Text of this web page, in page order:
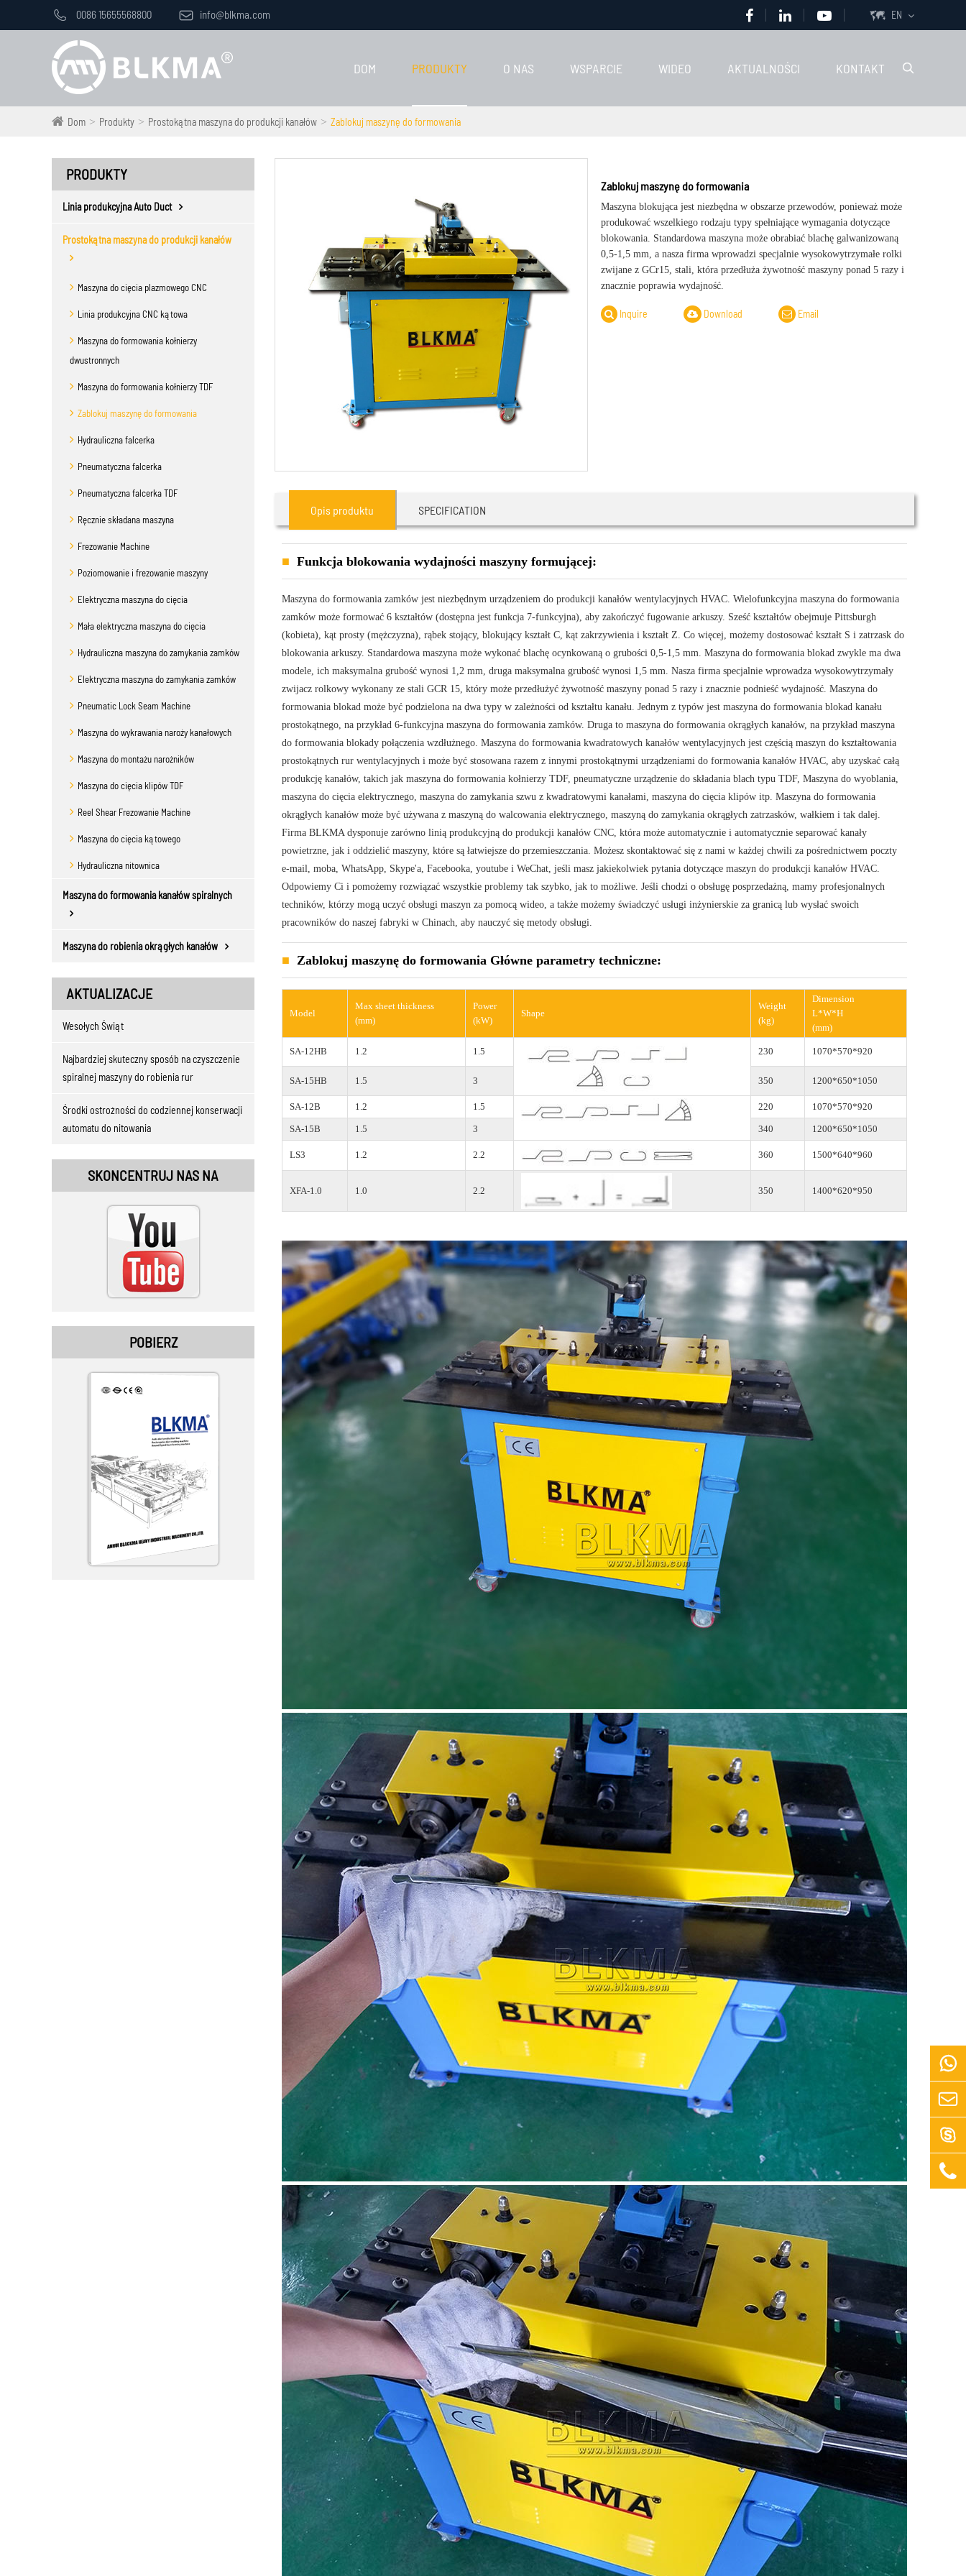
 0086 15655568800  info@blkma.com  EN

DOM PRODUKTY O NAS WSPARCIE WIDEO AKTUALNOŚCI KONTAKT
Dom Produkty Prostokątna maszyna do produkcji kanałów Zablokuj maszynę do formowania
PRODUKTY
Linia produkcyjna Auto Duct
Prostokątna maszyna do produkcji kanałów
Maszyna do cięcia plazmowego CNC
Linia produkcyjna CNC kątowa
Maszyna do formowania kołnierzy
dwustronnych
Maszyna do formowania kołnierzy TDF
Zablokuj maszynę do formowania
Hydrauliczna falcerka
Pneumatyczna falcerka
Pneumatyczna falcerka TDF
Ręcznie składana maszyna
Frezowanie Machine
Poziomowanie i frezowanie maszyny
Elektryczna maszyna do cięcia
Mała elektryczna maszyna do cięcia
Hydrauliczna maszyna do zamykania zamków
Elektryczna maszyna do zamykania zamków
Pneumatic Lock Seam Machine
Maszyna do wykrawania naroży kanałowych
Maszyna do montażu narożników
Maszyna do cięcia klipów TDF
Reel Shear Frezowanie Machine
Maszyna do cięcia kątowego
Hydrauliczna nitownica
Maszyna do formowania kanałów spiralnych
Maszyna do robienia okrągłych kanałów
AKTUALIZACJE
Wesołych Świąt
Najbardziej skuteczny sposób na czyszczenie
spiralnej maszyny do robienia rur
Środki ostrożności do codziennej konserwacji
automatu do nitowania
SKONCENTRUJ NAS NA
POBIERZ
Zablokuj maszynę do formowania
Maszyna blokująca jest niezbędna w obszarze przewodów, ponieważ może
produkować wszelkiego rodzaju typy spełniające wymagania dotyczące
blokowania. Standardowa maszyna może obrabiać blachę galwanizowaną
0,5-1,5 mm, a nasza firma wprowadzi specjalnie wysokowytrzymałe rolki
zwijane z GCr15, stali, która przedłuża żywotność maszyny ponad 5 razy i
znacznie poprawia wydajność.
Inquire Download Email
Opis produktu SPECIFICATION
Funkcja blokowania wydajności maszyny formującej:
Maszyna do formowania zamków jest niezbędnym urządzeniem do produkcji kanałów wentylacyjnych HVAC. Wielofunkcyjna maszyna do formowania
zamków może formować 6 kształtów (dostępna jest funkcja 7-funkcyjna), aby zakończyć fugowanie arkuszy. Sześć kształtów obejmuje Pittsburgh
(kobieta), kąt prosty (mężczyzna), rąbek stojący, blokujący kształt C, kąt zakrzywienia i kształt Z. Co więcej, możemy dostosować kształt S i zatrzask do
blokowania arkuszy. Standardowa maszyna może wykonać blachę ocynkowaną o grubości 0,5-1,5 mm. Maszyna do formowania blokad zwykle ma dwa
modele, ich maksymalna grubość wynosi 1,2 mm, druga maksymalna grubość wynosi 1,5 mm. Nasza firma specjalnie wprowadza wysokowytrzymały
zwijacz rolkowy wykonany ze stali GCR 15, który może przedłużyć żywotność maszyny ponad 5 razy i znacznie podnieść wydajność. Maszyna do
formowania blokad może być podzielona na dwa typy w zależności od kształtu kanału. Jednym z typów jest maszyna do formowania blokad kanału
prostokątnego, na przykład 6-funkcyjna maszyna do formowania zamków. Druga to maszyna do formowania okrągłych kanałów, na przykład maszyna
do formowania blokady połączenia wzdłużnego. Maszyna do formowania kwadratowych kanałów wentylacyjnych jest częścią maszyn do kształtowania
prostokątnych rur wentylacyjnych i może być stosowana razem z innymi prostokątnymi urządzeniami do formowania kanałów HVAC, aby uzyskać całą
produkcję kanałów, takich jak maszyna do formowania kołnierzy TDF, pneumatyczne urządzenie do składania blach typu TDF, Maszyna do wyoblania,
maszyna do cięcia elektrycznego, maszyna do zamykania szwu z kwadratowymi kanałami, maszyna do cięcia klipów itp. Maszyna do formowania
okrągłych kanałów może być używana z maszyną do walcowania elektrycznego, maszyną do zamykania okrągłych zatrzasków, wałkiem i tak dalej.
Firma BLKMA dysponuje zarówno linią produkcyjną do produkcji kanałów CNC, która może automatycznie i automatycznie separować kanały
powietrzne, jak i oddzielić maszyny, które są łatwiejsze do przemieszczania. Możesz skontaktować się z nami w każdej chwili za pośrednictwem poczty
e-mail, moba, WhatsApp, Skype'a, Facebooka, youtube i WeChat, jeśli masz jakiekolwiek pytania dotyczące maszyn do produkcji kanałów HVAC.
Odpowiemy Ci i pomożemy rozwiązać wszystkie problemy tak szybko, jak to możliwe. Jeśli chodzi o obsługę posprzedażną, mamy profesjonalnych
techników, którzy mogą uczyć obsługi maszyn za pomocą wideo, a także możemy świadczyć usługi inżynierskie za granicą lub wysłać swoich
pracowników do naszej fabryki w Chinach, aby nauczyć się metody obsługi.
Zablokuj maszynę do formowania Główne parametry techniczne:
Model
Max sheet thickness
(mm)
Power
(kW)
Shape
Weight
(kg)
Dimension
L*W*H
(mm)
SA-12HB 1.2 1.5 230 1070*570*920
SA-15HB 1.5 3 350 1200*650*1050
SA-12B 1.2 1.5 220 1070*570*920
SA-15B 1.5 3 340 1200*650*1050
LS3 1.2 2.2 360 1500*640*960
XFA-1.0 1.0 2.2 350 1400*620*950



